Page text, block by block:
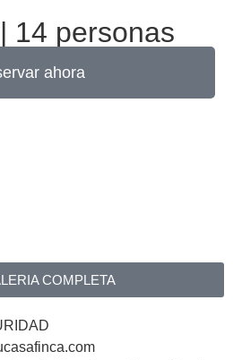
14 personas
ahora
COMPLETA